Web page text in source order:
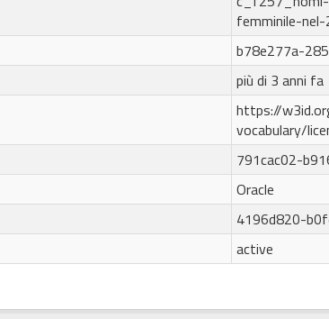
femminile-
b78e277a-
più di 3 anni fa
https://
vocabulary/
791cac02-
Oracle
4196d820-
active